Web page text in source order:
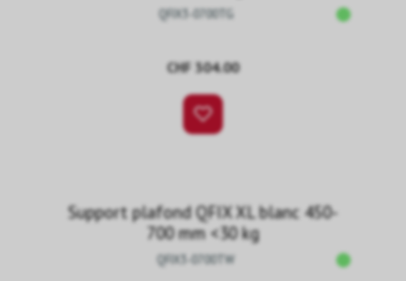
QFIX3-0700TG
CHF 304.00
Support plafond QFIX XL blanc 450-
700 mm <30 kg
QFIX3-0700TW